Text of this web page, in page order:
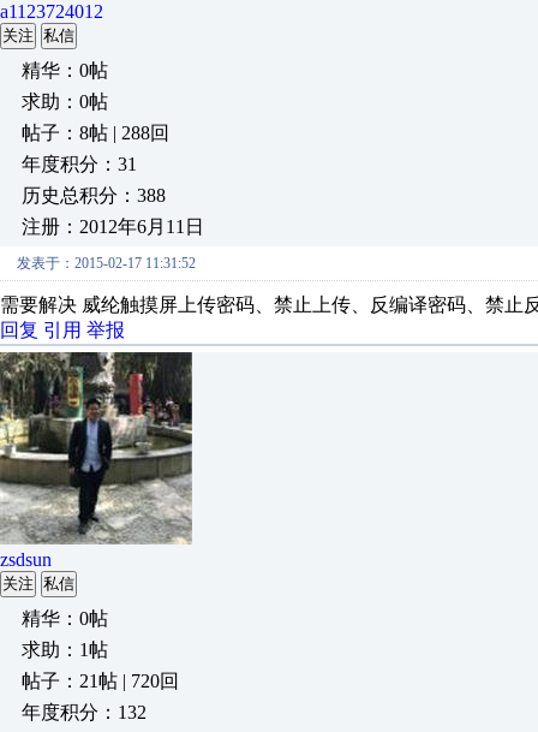
a1123724012
关注 私信
精华：0帖
求助：0帖
帖子：8帖 | 288回
年度积分：31
历史总积分：388
注册：2012年6月11日
发表于：2015-02-17 11:31:52
需要解决 威纶触摸屏上传密码、禁止上传、反编译密码、禁止
回复 引用 举报
zsdsun
关注 私信
精华：0帖
求助：1帖
帖子：21帖 | 720回
年度积分：132